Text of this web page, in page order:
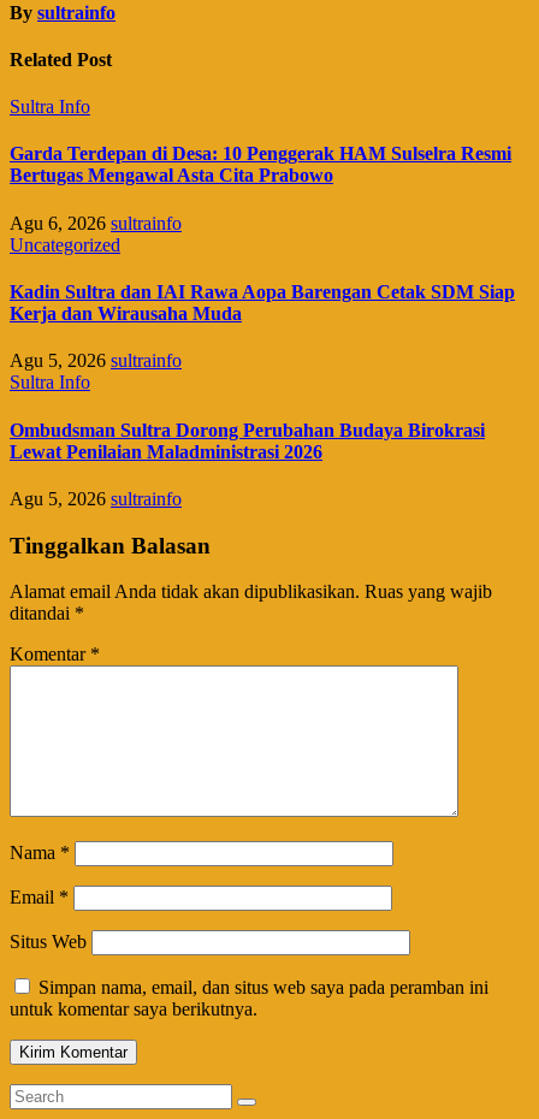
By sultrainfo
Related Post
Sultra Info
Garda Terdepan di Desa: 10 Penggerak HAM Sulselra Resmi
Bertugas Mengawal Asta Cita Prabowo
Agu 6, 2026 sultrainfo
Uncategorized
Kadin Sultra dan IAI Rawa Aopa Barengan Cetak SDM Siap
Kerja dan Wirausaha Muda
Agu 5, 2026 sultrainfo
Sultra Info
Ombudsman Sultra Dorong Perubahan Budaya Birokrasi
Lewat Penilaian Maladministrasi 2026
Agu 5, 2026 sultrainfo
Tinggalkan Balasan
Alamat email Anda tidak akan dipublikasikan. Ruas yang wajib
ditandai *
Komentar *
Nama *
Email *
Situs Web
Simpan nama, email, dan situs web saya pada peramban ini
untuk komentar saya berikutnya.